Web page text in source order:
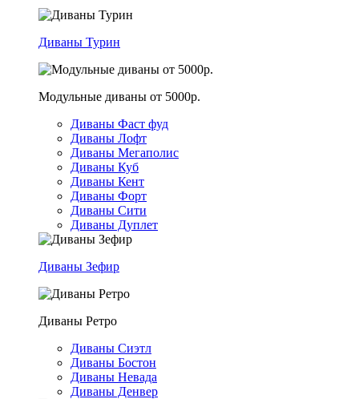
Диваны Турин
Модульные диваны от 5000р.
Диваны Фаст фуд
Диваны Лофт
Диваны Мегаполис
Диваны Куб
Диваны Кент
Диваны Форт
Диваны Сити
Диваны Дуплет
Диваны Зефир
Диваны Ретро
Диваны Сиэтл
Диваны Бостон
Диваны Невада
Диваны Денвер